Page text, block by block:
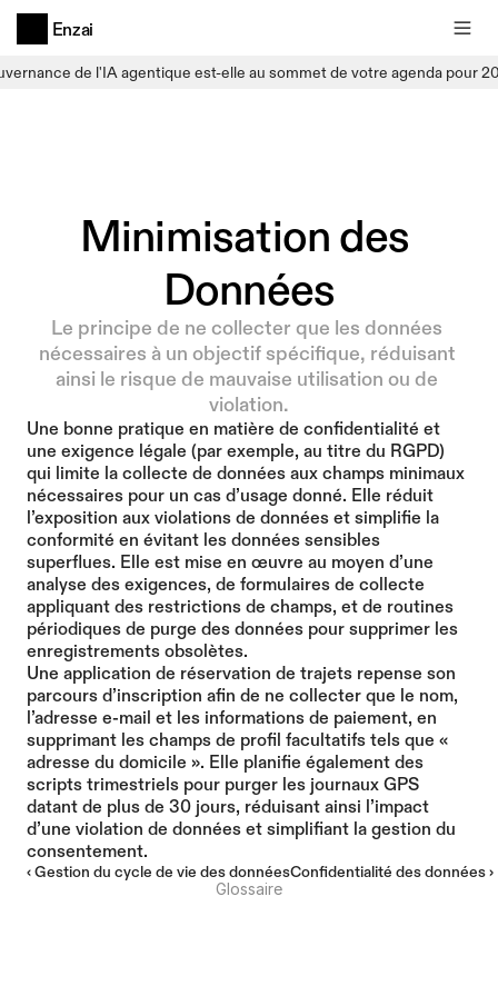
de l'IA agentique est-elle au sommet de votre agenda pour
Enzai
Minimisation des
Données
Le principe de ne collecter que les données
nécessaires à un objectif spécifique, réduisant
ainsi le risque de mauvaise utilisation ou de
violation.
Une bonne pratique en matière de confidentialité et
une exigence légale (par exemple, au titre du RGPD)
qui limite la collecte de données aux champs minimaux
nécessaires pour un cas d’usage donné. Elle réduit
l’exposition aux violations de données et simplifie la
conformité en évitant les données sensibles
superflues. Elle est mise en œuvre au moyen d’une
analyse des exigences, de formulaires de collecte
appliquant des restrictions de champs, et de routines
périodiques de purge des données pour supprimer les
enregistrements obsolètes.
Une application de réservation de trajets repense son
parcours d’inscription afin de ne collecter que le nom,
l’adresse e-mail et les informations de paiement, en
supprimant les champs de profil facultatifs tels que «
adresse du domicile ». Elle planifie également des
scripts trimestriels pour purger les journaux GPS
datant de plus de 30 jours, réduisant ainsi l’impact
d’une violation de données et simplifiant la gestion du
consentement.
‹ Gestion du cycle de vie des donnéesConfidentialité des données ›
Glossaire